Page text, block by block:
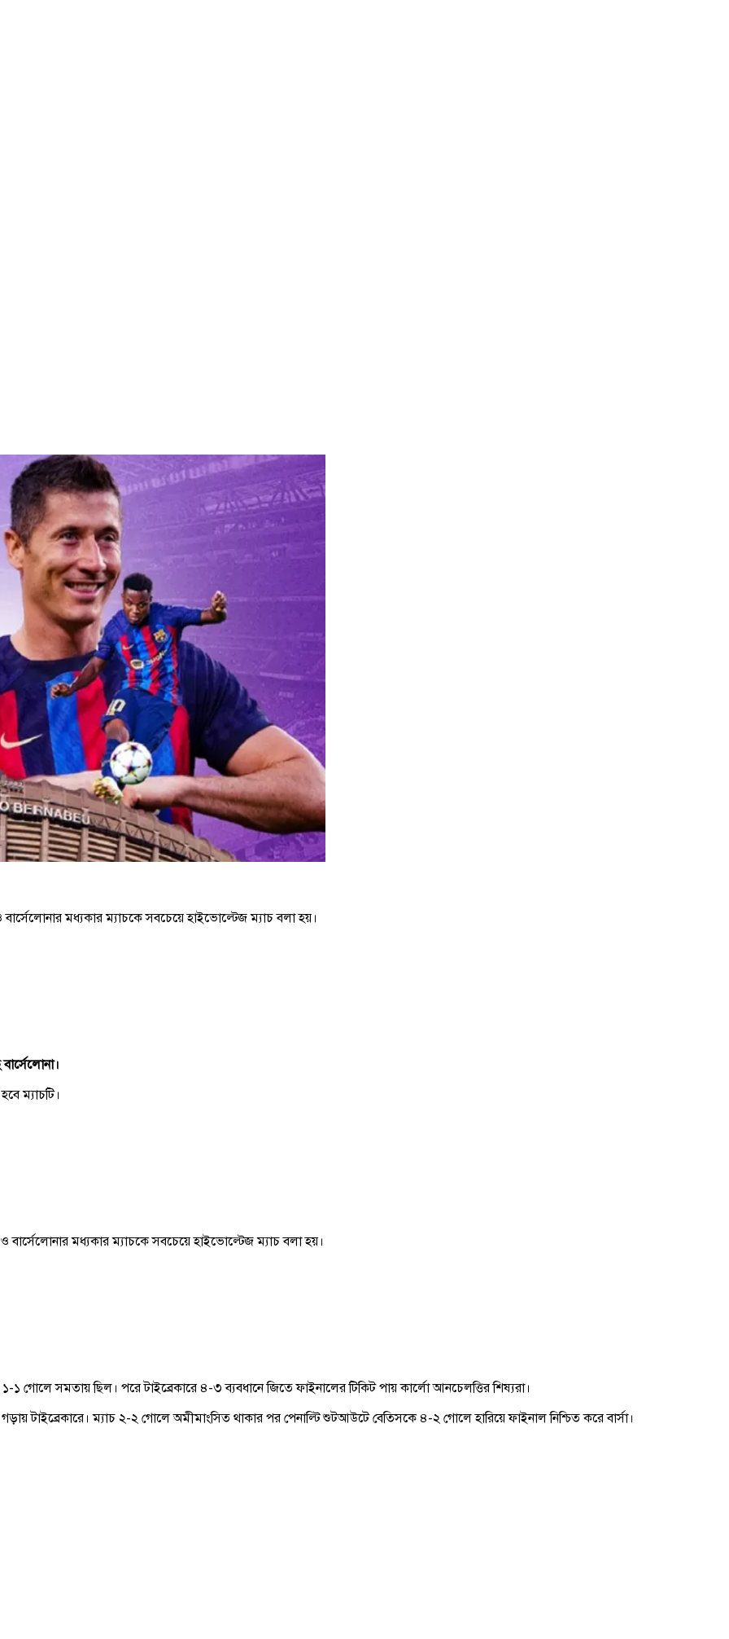
মধ্যকার ম্যাচকে সবচেয়ে হাইভোল্টেজ ম্যাচ বলা হয়।
ম্যাচটি।
মধ্যকার ম্যাচকে সবচেয়ে হাইভোল্টেজ ম্যাচ বলা হয়।
১-১ গোলে সমতায় ছিল। পরে টাইব্রেকারে ৪-৩ ব্যবধানে জিতে ফাইনালের টিকিট পায় কার্লো আনচেলত্তির শিষ্যরা।
টাইব্রেকারে। ম্যাচ ২-২ গোলে অমীমাংসিত থাকার পর পেনাল্টি শুটআউটে বেতিসকে ৪-২ গোলে হারিয়ে ফাইনাল নিশ্চিত করে বার্সা।